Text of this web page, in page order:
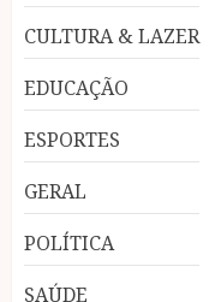
CULTURA & LAZER
EDUCAÇÃO
ESPORTES
GERAL
POLÍTICA
SAÚDE